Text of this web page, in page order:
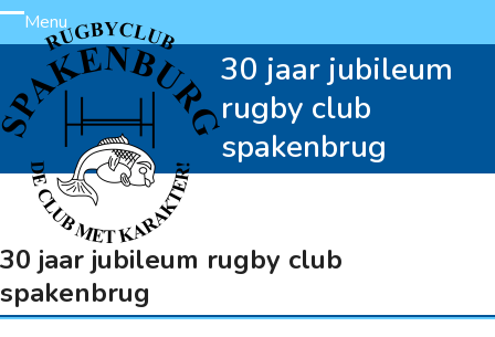
Skip
to
content
Menu
Open
mobile
menu
Close
mobile
menu
30 jaar jubileum
rugby club
spakenbrug
30 jaar jubileum rugby club
spakenbrug